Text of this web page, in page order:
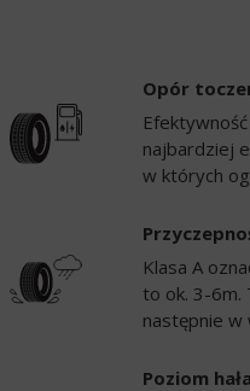
Opór
najbardziej
w których
Klasa A
to ok. 3-6m.
następnie w
Poziom